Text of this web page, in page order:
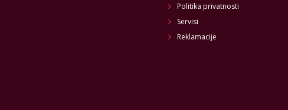
Politika privatnosti
Servisi
Reklamacije